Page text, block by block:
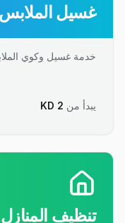
غسيل الملابس
خدمة غسيل وكوي
يبدأ من KD 2
تنظيف المنازل